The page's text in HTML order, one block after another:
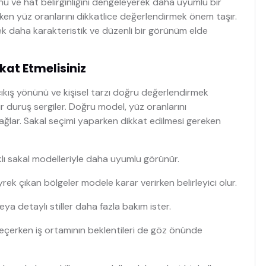
yüz oranlarını dikkatlice değerlendirmek önem taşır.
daha karakteristik ve düzenli bir görünüm elde
Etmelisiniz
yönünü ve kişisel tarzı doğru değerlendirmek
sergiler. Doğru model, yüz oranlarını
Sakal seçimi yaparken dikkat edilmesi gereken
sakal modelleriyle daha uyumlu görünür.
çıkan bölgeler modele karar verirken belirleyici olur.
detaylı stiller daha fazla bakım ister.
iş ortamının beklentileri de göz önünde